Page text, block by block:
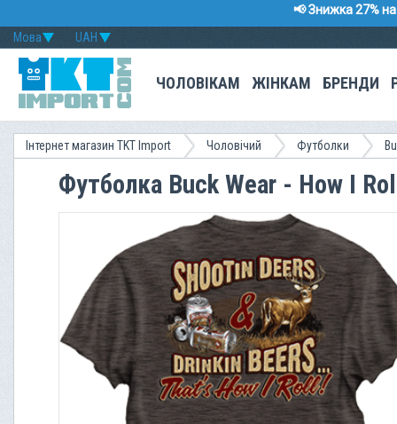
📢 Знижка 27%
UAH
Мова
ЧОЛОВІКАМ ЖІНКАМ БРЕНДИ
Інтернет магазин TKT Import Чоловічий Футболки
Футболка Buck Wear - How I